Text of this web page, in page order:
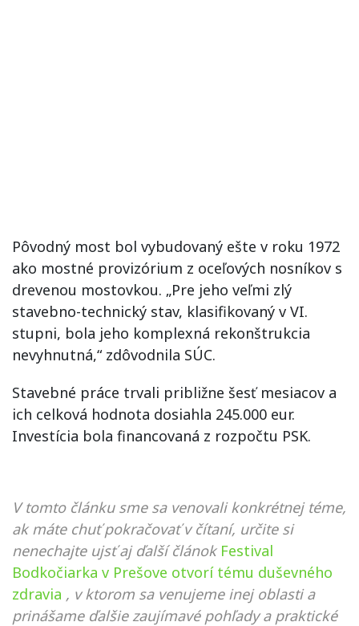
Pôvodný most bol vybudovaný ešte v roku 1972
ako mostné provizórium z oceľových nosníkov s
drevenou mostovkou. „Pre jeho veľmi zlý
stavebno-technický stav, klasifikovaný v VI.
stupni, bola jeho komplexná rekonštrukcia
nevyhnutná,“ zdôvodnila SÚC.
Stavebné práce trvali približne šesť mesiacov a
ich celková hodnota dosiahla 245.000 eur.
Investícia bola financovaná z rozpočtu PSK.
V tomto článku sme sa venovali konkrétnej téme,
ak máte chuť pokračovať v čítaní, určite si
nenechajte ujsť aj ďalší článok Festival
Bodkočiarka v Prešove otvorí tému duševného
zdravia , v ktorom sa venujeme inej oblasti a
prinášame ďalšie zaujímavé pohľady a praktické